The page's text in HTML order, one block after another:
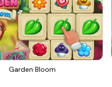
Garden Bloom